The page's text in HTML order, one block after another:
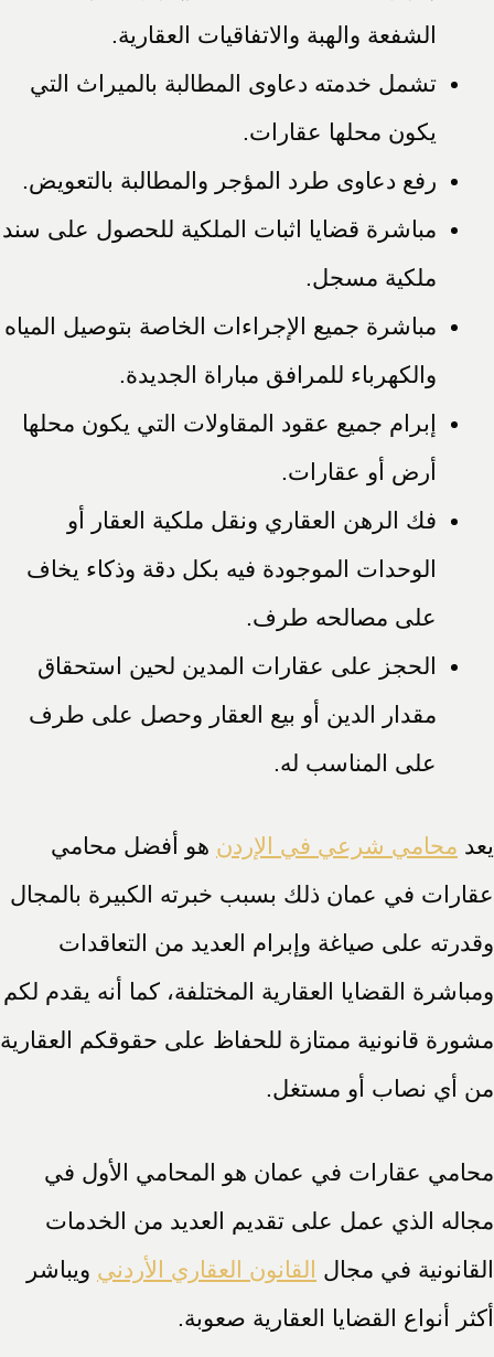
الشفعة والهبة والاتفاقيات العقارية.
تشمل خدمته دعاوى المطالبة بالميراث التي
يكون محلها عقارات.
رفع دعاوى طرد المؤجر والمطالبة بالتعويض.
مباشرة قضايا اثبات الملكية للحصول على سند
ملكية مسجل.
مباشرة جميع الإجراءات الخاصة بتوصيل المياه
والكهرباء للمرافق مباراة الجديدة.
إبرام جميع عقود المقاولات التي يكون محلها
أرض أو عقارات.
فك الرهن العقاري ونقل ملكية العقار أو
الوحدات الموجودة فيه بكل دقة وذكاء يخاف
على مصالحه طرف.
الحجز على عقارات المدين لحين استحقاق
مقدار الدين أو بيع العقار وحصل على طرف
على المناسب له.
يعد محامي شرعي في الإردن هو أفضل محامي
عقارات في عمان ذلك بسبب خبرته الكبيرة بالمجال
وقدرته على صياغة وإبرام العديد من التعاقدات
ومباشرة القضايا العقارية المختلفة، كما أنه يقدم لكم
مشورة قانونية ممتازة للحفاظ على حقوقكم العقارية
من أي نصاب أو مستغل.
محامي عقارات في عمان هو المحامي الأول في
مجاله الذي عمل على تقديم العديد من الخدمات
القانونية في مجال
القانون العقاري الأردني ويباشر
أكثر أنواع القضايا العقارية صعوبة.